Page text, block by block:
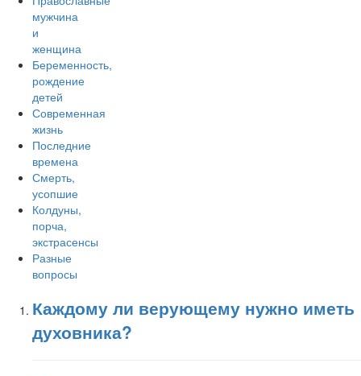
мужчина
и
женщина
Беременность,
рождение
детей
Современная
жизнь
Последние
времена
Смерть,
усопшие
Колдуны,
порча,
экстрасенсы
Разные
вопросы
Каждому ли верующему нужно иметь
духовника?